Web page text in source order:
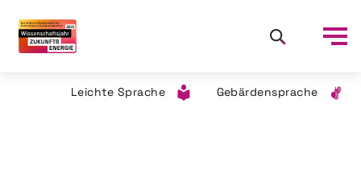
Leichte Sprache Gebärdensprache